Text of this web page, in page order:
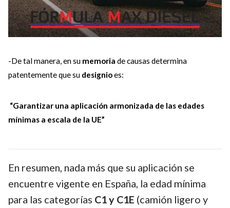
-De tal manera, en su memoria de causas determina
patentemente que su designioes:
“Garantizar una aplicación armonizada de las edades
mínimas a escala de la UE”
En resumen, nada más que su aplicación se
encuentre vigente en España, la edad mínima
para las categorías C1 y C1E (camión ligero y